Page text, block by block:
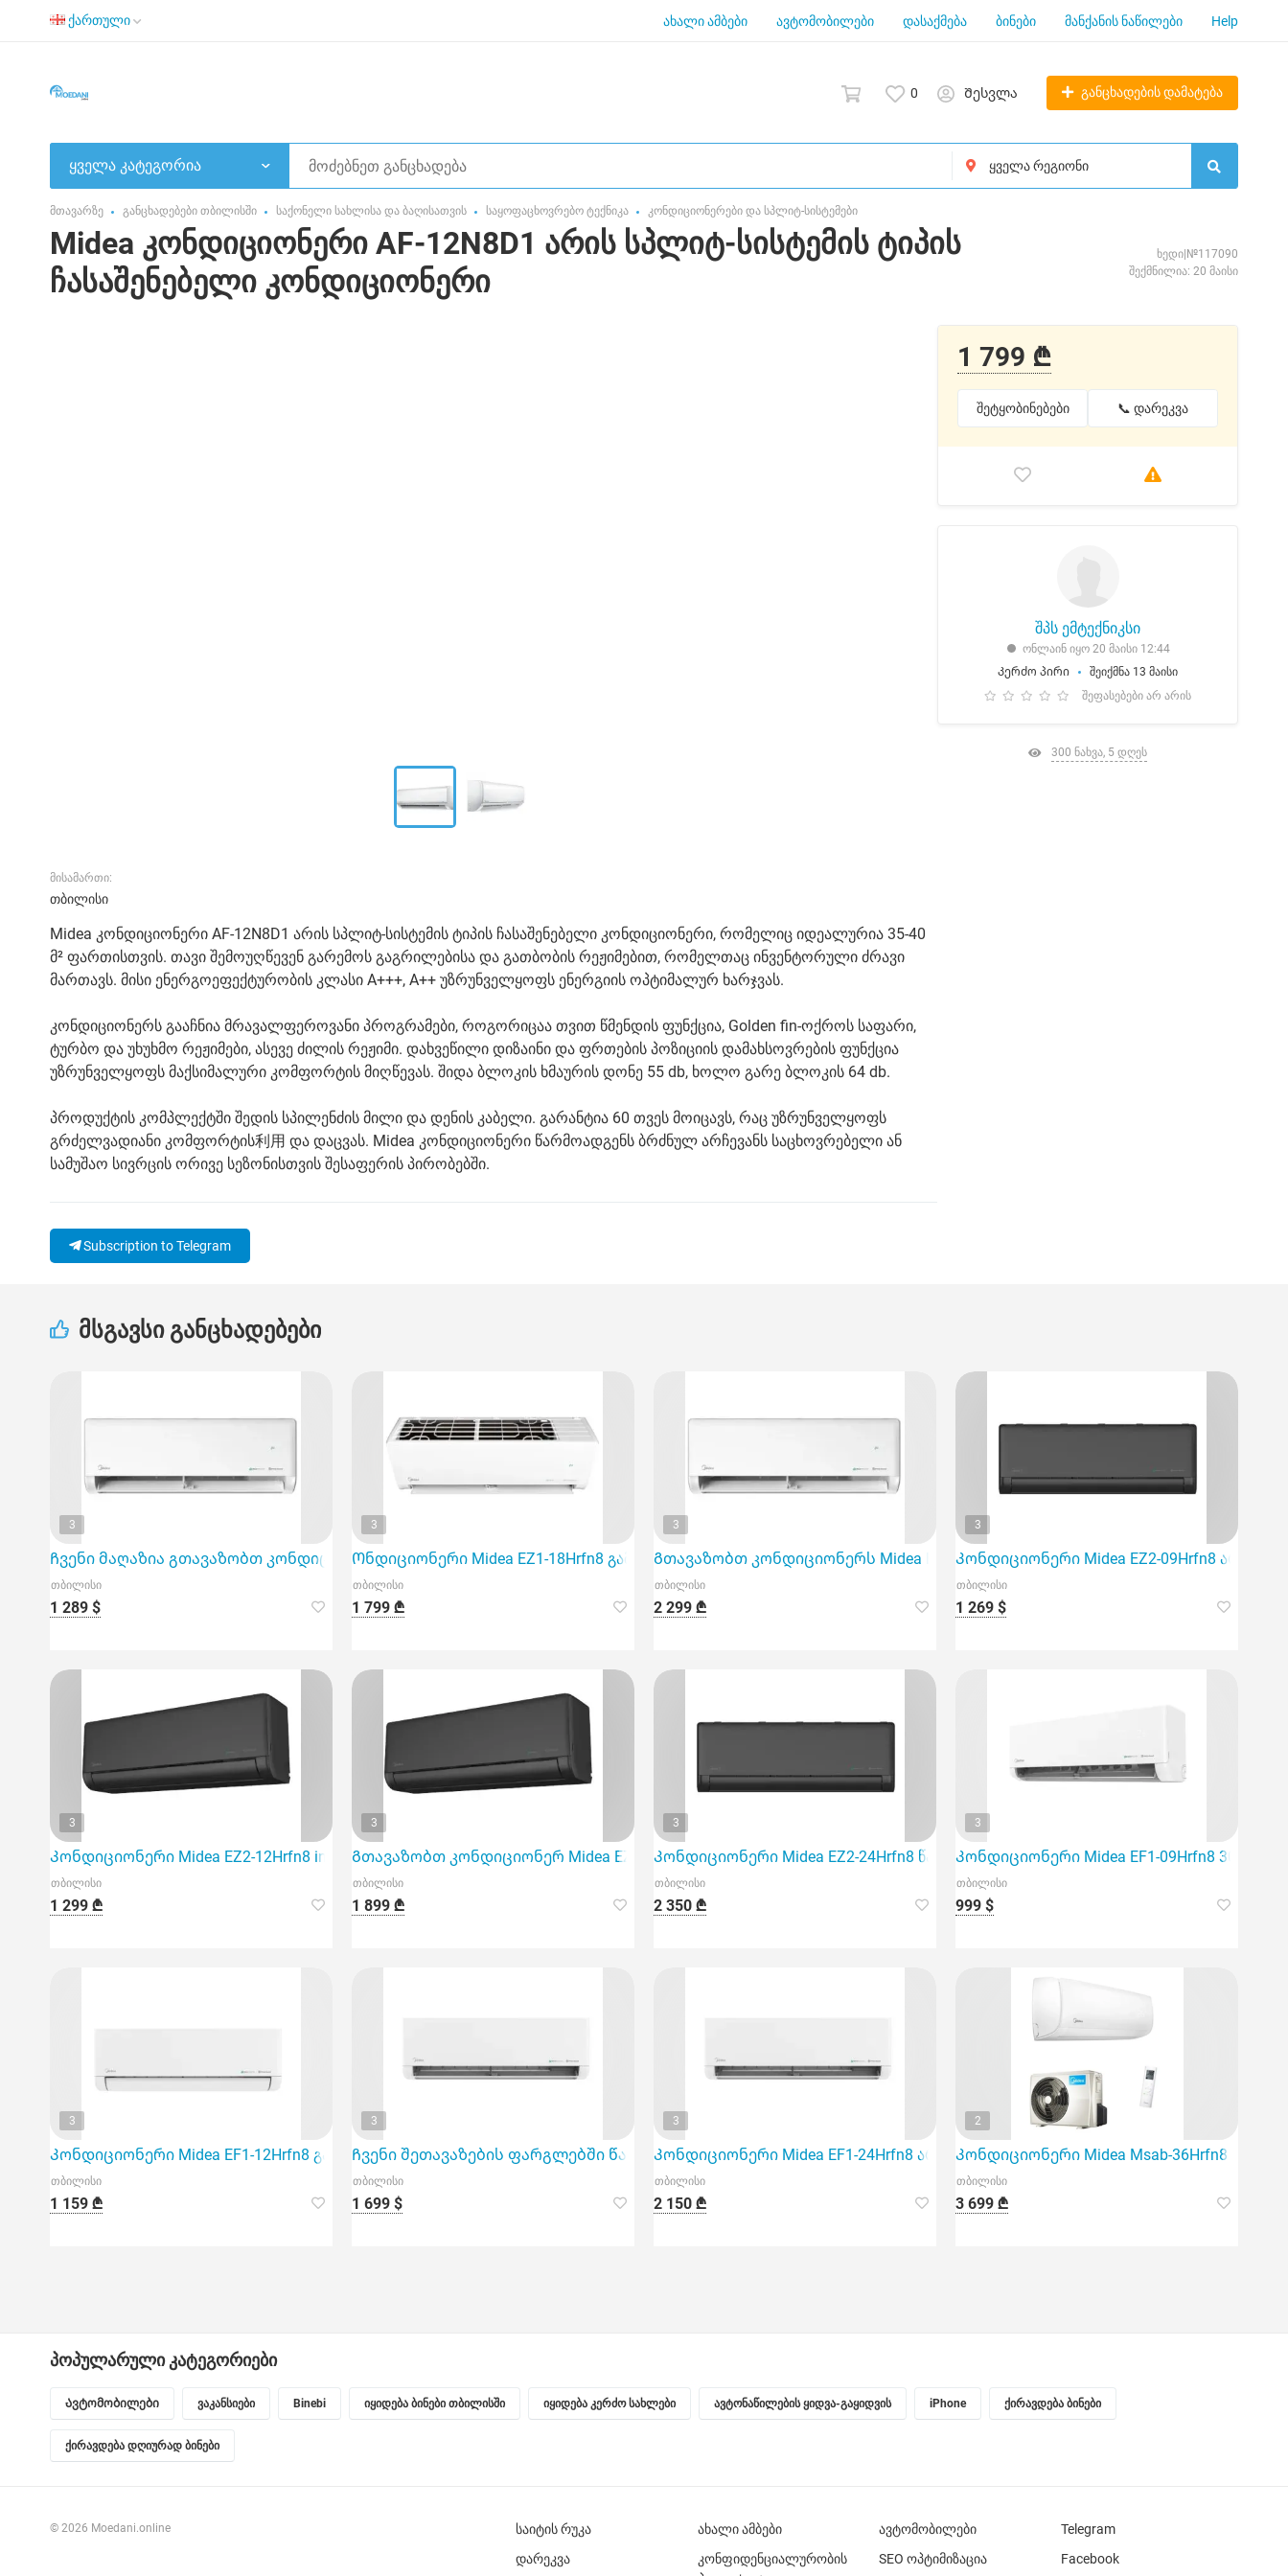
ქართული ახალი ამბები ავტომობილები დასაქმება ბინები მანქანის ნაწილები Help
0 Შესვლა განცხადების დამატება
ყველა კატეგორია
მთავარზე განცხადებები თბილისში საქონელი სახლისა და ბაღისათვის საყოფაცხოვრებო ტექნიკა კონდიციონერები და სპლიტ-სისტემები
Midea კონდიციონერი AF-12N8D1 არის სპლიტ-სისტემის ტიპის
ჩასაშენებელი კონდიციონერი
ხედი|№117090
შექმნილია: 20 მაისი
მისამართი:
თბილისი
Midea კონდიციონერი AF-12N8D1 არის სპლიტ-სისტემის ტიპის ჩასაშენებელი კონდიციონერი, რომელიც იდეალურია 35-40
მ² ფართისთვის. თავი შემოუღწევენ გარემოს გაგრილებისა და გათბობის რეჟიმებით, რომელთაც ინვენტორული ძრავი
მართავს. მისი ენერგოეფექტურობის კლასი A+++, A++ უზრუნველყოფს ენერგიის ოპტიმალურ ხარჯვას.
კონდიციონერს გააჩნია მრავალფეროვანი პროგრამები, როგორიცაა თვით წმენდის ფუნქცია, Golden fin-ოქროს საფარი,
ტურბო და უხუხმო რეჟიმები, ასევე ძილის რეჟიმი. დახვეწილი დიზაინი და ფრთების პოზიციის დამახსოვრების ფუნქცია
უზრუნველყოფს მაქსიმალური კომფორტის მიღწევას. შიდა ბლოკის ხმაურის დონე 55 db, ხოლო გარე ბლოკის 64 db.
პროდუქტის კომპლექტში შედის სპილენძის მილი და დენის კაბელი. გარანტია 60 თვეს მოიცავს, რაც უზრუნველყოფს
გრძელვადიანი კომფორტის利用 და დაცვას. Midea კონდიციონერი წარმოადგენს ბრძნულ არჩევანს საცხოვრებელი ან
სამუშაო სივრცის ორივე სეზონისთვის შესაფერის პირობებში.
Subscription to Telegram
1 799 ₾
შეტყობინებები 📞 დარეკვა
შპს ემტექნიკსი
ონლაინ იყო 20 მაისი 12:44
Კერძო პირი
შეიქმნა 13 მაისი
შეფასებები არ არის
300 ნახვა, 5 დღეს
მსგავსი განცხადებები
3
Ჩვენი მაღაზია გთავაზობთ კონდიციონერს Midea EZ1-12Hrfn8, რომელიც იდეალურია 40 მ2 ფართობის საჰაერო გაგ
თბილისი
1 289 $
3
Ონდიციონერი Midea EZ1-18Hrfn8 გამწვანებულია 60 კვ.მ ფართობისთვის და აწვდის ენერგოეფექტურობის მაღალი
თბილისი
1 799 ₾
3
Გთავაზობთ კონდიციონერს Midea EZ1-24Hrfn8, რომელიც იდეალურია 80მ2
თბილისი
2 299 ₾
3
Კონდიციონერი Midea EZ2-09Hrfn8 არის
თბილისი
1 269 $
3
Კონდიციონერი Midea EZ2-12Hrfn8 inventer 40m2 black
თბილისი
1 299 ₾
3
Გთავაზობთ კონდიციონერ Midea EZ2-18Hrfn8 inventer-ს, რომელიც განკუთვნილია 60მ² ფართის ოთახებისთვის.
თბილისი
1 899 ₾
3
Კონდიციონერი Midea EZ2-24Hrfn8 წარმოადგენს ინვერტერულ სისტემას, რომელიც
თბილისი
2 350 ₾
3
Კონდიციონერი Midea EF1-09Hrfn8 30მ²
თბილისი
999 $
3
Კონდიციონერი Midea EF1-12Hrfn8 გამოიყენება 40 კვ.მ-მდე სივრცეებისათვის
თბილისი
1 159 ₾
3
Ჩვენი შეთავაზების ფარგლებში წარმოგიდგენთ კონდიციონერს Midea EF1-18Hrfn8, რომელიც განკუთვნილია 60 კვ.
თბილისი
1 699 $
3
Კონდიციონერი Midea EF1-24Hrfn8 არის თანამედროვე ინვერტერის ტექნოლოგიაზე
თბილისი
2 150 ₾
2
Კონდიციონერი Midea Msab-36Hrfn8
თბილისი
3 699 ₾
პოპულარული კატეგორიები
Ავტომობილები ვაკანსიები Binebi იყიდება ბინები თბილისში იყიდება კერძო სახლები ავტონაწილების ყიდვა-გაყიდვის iPhone ქირავდება ბინები
ქირავდება დღიურად ბინები
© 2026 Moedani.online
საიტის რუკა
დარეკვა
ახალი ამბები
კონფიდენციალურობის
ავტომობილები
SEO ოპტიმიზაცია
Telegram
Facebook